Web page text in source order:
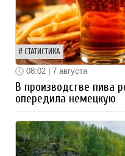
СТАТИСТИКА
08:02 | 7 августа
В производстве пива
опередила немецкую